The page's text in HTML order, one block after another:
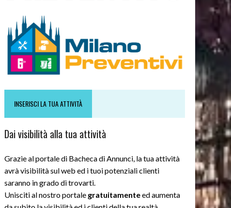
INSERISCI LA TUA ATTIVITÀ
Dai visibilità alla tua attività
Grazie al portale di Bacheca di Annunci, la tua attività
avrà visibilità sul web ed i tuoi potenziali clienti
saranno in grado di trovarti.
Unisciti al nostro portale gratuitamenteed aumenta